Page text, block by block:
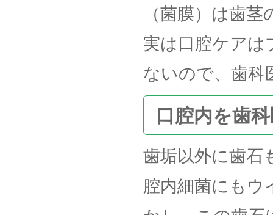
（菌膜）は歯
実は口腔ケアは
ないので、歯科
口腔内を歯
歯垢以外に歯石
腔内細菌にもウ